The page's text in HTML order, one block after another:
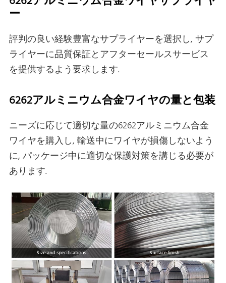
ー
評判の良い経験豊富なサプライヤーを選択し, サプ
ライヤーに品質保証とアフターセールスサービス
を提供するよう要求します.
6262アルミニウム合金ワイヤの量と包装
ニーズに応じて適切な量の6262アルミニウム合金
ワイヤを購入し, 輸送中にワイヤが損傷しないよう
に, パッケージ中に適切な保護対策を講じる必要が
あります.